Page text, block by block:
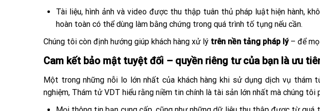
Tài liệu, hình ảnh và video được thu thập tuân thủ pháp luật hiện hành,
hoàn toàn có thể dùng làm bằng chứng trong quá trình tố tụng nếu cần.
Chúng tôi còn định hướng giúp khách hàng xử lý trên nền tảng pháp lý– để
Cam kết bảo mật tuyệt đối – quyền riêng tư của bạn là ưu
Một trong những nỗi lo lớn nhất của khách hàng khi sử dụng dịch vụ
nghiệm, Thám tử VDT hiểu rằng niềm tin chính là tài sản lớn nhất mà chúng tôi